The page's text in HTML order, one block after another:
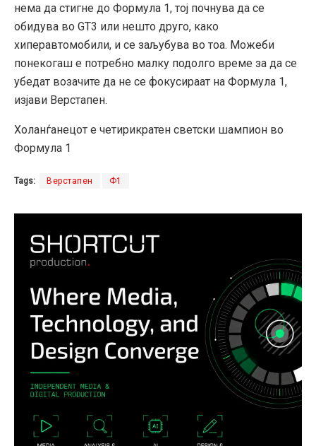
нема да стигне до Формула 1, тој почнува да се
обидува во GT3 или нешто друго, како
хиперавтомобили, и се заљубува во тоа. Можеби
понекогаш е потребно малку подолго време за да се
убедат возачите да не се фокусираат на Формула 1,
изјави Верстапен.
Холанѓанецот е четирикратен светски шампион во
Формула 1
Tags: Верстапен Ф1